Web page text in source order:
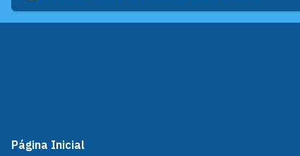
Página Inicial